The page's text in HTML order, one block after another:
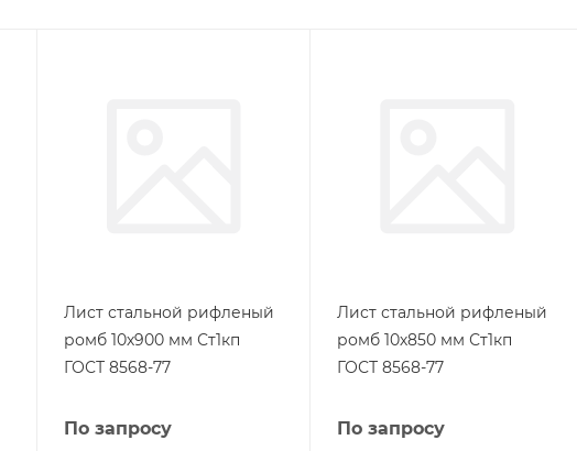
Лист стальной рифленый
ромб 10х900 мм Ст1кп
ГОСТ 8568-77
По запросу
Лист стальной рифленый
ромб 10х850 мм Ст1кп
ГОСТ 8568-77
По запросу